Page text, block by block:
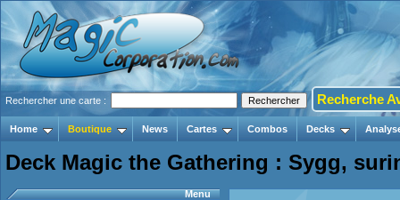
Rechercher une carte : Recherche
Home Boutique News Cartes Combos Decks
Deck Magic the Gathering : Sygg,
Menu